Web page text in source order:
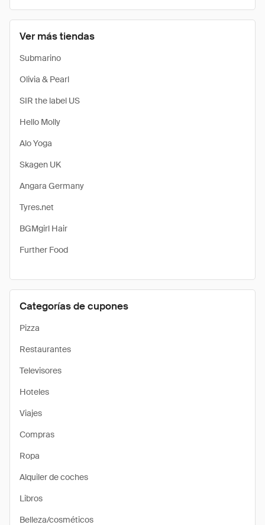
Ver más tiendas
Submarino
Olivia & Pearl
SIR the label US
Hello Molly
Alo Yoga
Skagen UK
Angara Germany
Tyres.net
BGMgirl Hair
Further Food
Categorías de cupones
Pizza
Restaurantes
Televisores
Hoteles
Viajes
Compras
Ropa
Alquiler de coches
Libros
Belleza/cosméticos